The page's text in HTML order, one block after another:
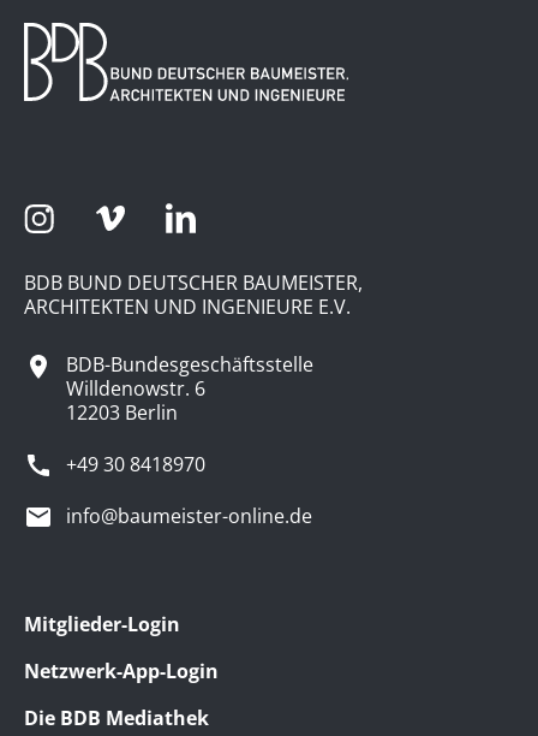
BDB BUND DEUTSCHER BAUMEISTER,
ARCHITEKTEN UND INGENIEURE E.V.
BDB-Bundesgeschäftsstelle
Willdenowstr. 6
12203 Berlin
+49 30 8418970
info@baumeister-online.de
Mitglieder-Login
Netzwerk-App-Login
Die BDB Mediathek